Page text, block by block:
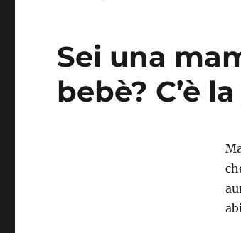
Sei una
bebè? C’è